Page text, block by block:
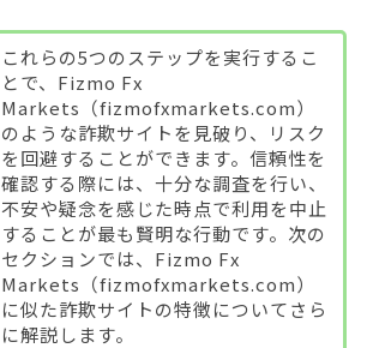
これらの5つのステップを実行するこ
とで、Fizmo Fx
Markets（fizmofxmarkets.com）
のような詐欺サイトを見破り、リスク
を回避することができます。信頼性を
確認する際には、十分な調査を行い、
不安や疑念を感じた時点で利用を中止
することが最も賢明な行動です。次の
セクションでは、Fizmo Fx
Markets（fizmofxmarkets.com）
に似た詐欺サイトの特徴についてさら
に解説します。